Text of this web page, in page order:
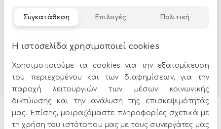
Προϊόντα
Συγκατάθεση Επιλογές Πολιτική
Η ιστοσελίδα χρησιμοποιεί cookies
Χρησιμοποιούμε τα cookies για την εξατομίκευση
του περιεχομένου και των διαφημίσεων, για την
παροχή λειτουργιών των μέσων κοινωνικής
δικτύωσης και την ανάλυση της επισκεψιμότητάς
μας. Επίσης, μοιραζόμαστε πληροφορίες σχετικά με
τη χρήση του ιστότοπου μας με τους συνεργάτες μας